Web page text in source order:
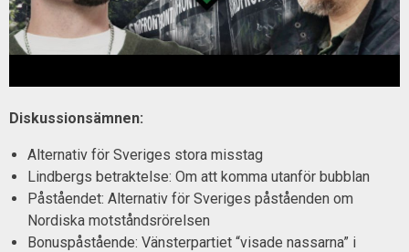
Diskussionsämnen:
Alternativ för Sveriges stora misstag
Lindbergs betraktelse: Om att komma utanför bubblan
Påståendet: Alternativ för Sveriges påståenden om
Nordiska motståndsrörelsen
Bonuspåstående: Vänsterpartiet “visade nassarna” i